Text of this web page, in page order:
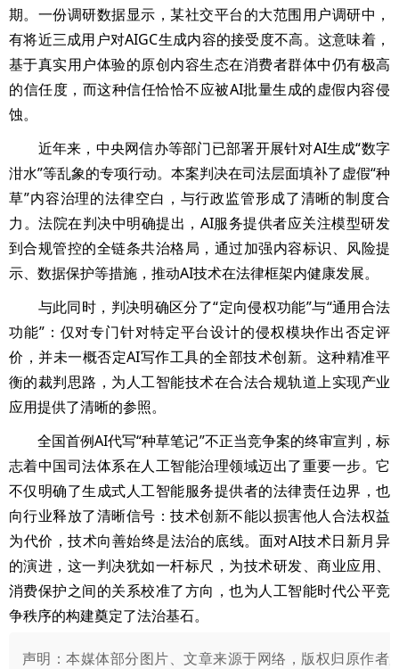
期。一份调研数据显示，某社交平台的大范围用户调研中，
有将近三成用户对AIGC生成内容的接受度不高。这意味着，
基于真实用户体验的原创内容生态在消费者群体中仍有极高
的信任度，而这种信任恰恰不应被AI批量生成的虚假内容侵
蚀。
近年来，中央网信办等部门已部署开展针对AI生成“数字
泔水”等乱象的专项行动。本案判决在司法层面填补了虚假“种
草”内容治理的法律空白，与行政监管形成了清晰的制度合
力。法院在判决中明确提出，AI服务提供者应关注模型研发
到合规管控的全链条共治格局，通过加强内容标识、风险提
示、数据保护等措施，推动AI技术在法律框架内健康发展。
与此同时，判决明确区分了“定向侵权功能”与“通用合法
功能”：仅对专门针对特定平台设计的侵权模块作出否定评
价，并未一概否定AI写作工具的全部技术创新。这种精准平
衡的裁判思路，为人工智能技术在合法合规轨道上实现产业
应用提供了清晰的参照。
全国首例AI代写“种草笔记”不正当竞争案的终审宣判，标
志着中国司法体系在人工智能治理领域迈出了重要一步。它
不仅明确了生成式人工智能服务提供者的法律责任边界，也
向行业释放了清晰信号：技术创新不能以损害他人合法权益
为代价，技术向善始终是法治的底线。面对AI技术日新月异
的演进，这一判决犹如一杆标尺，为技术研发、商业应用、
消费保护之间的关系校准了方向，也为人工智能时代公平竞
争秩序的构建奠定了法治基石。
声明：本媒体部分图片、文章来源于网络，版权归原作者